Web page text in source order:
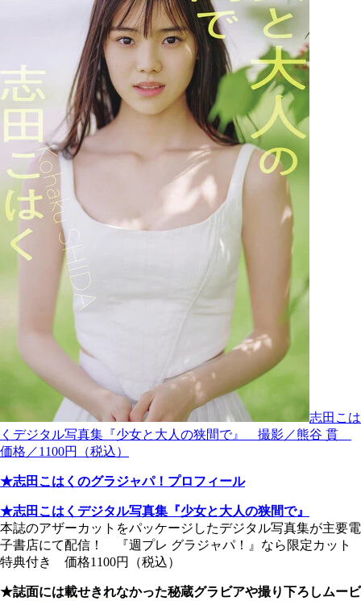
志田こは
くデジタル写真集『少女と大人の狭間で』 撮影／熊谷 貫
価格／1100円（税込）
★志田こはくのグラジャパ！プロフィール
★志田こはくデジタル写真集『少女と大人の狭間で』
本誌のアザーカットをパッケージしたデジタル写真集が主要電
子書店にて配信！ 『週プレ グラジャパ！』なら限定カット
特典付き 価格1100円（税込）
★誌面には載せきれなかった秘蔵グラビアや撮り下ろしムービ